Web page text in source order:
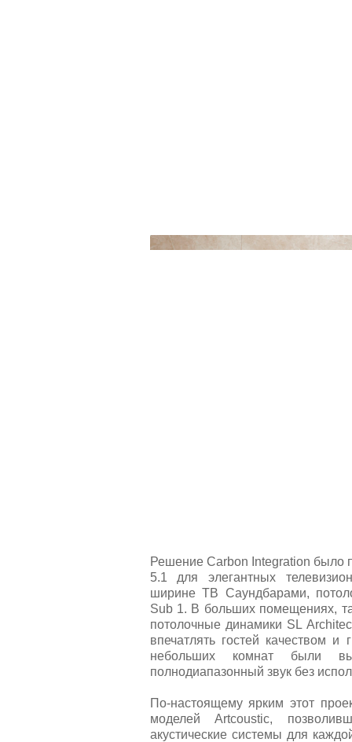
Решение Carbon Integration было
5.1 для элегантных
ширине ТВ Саундбарами,
Sub 1. В больших помещениях,
потолочные динамики SL
впечатлять гостей качеством
небольших комнат были
полнодиапазонный звук без
По-настоящему ярким этот
моделей Artcoustic,
акустические системы для